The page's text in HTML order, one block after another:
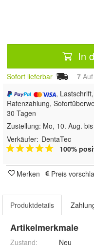
In
Sofort lieferbar 7
,
Ratenzahlung,
30 Tagen
Zustellung: Mo, 10. Aug.
Verkäufer: DentaTec
100%
Merken Preis
Produktdetails
Artikelmerkmale
Zustand: Neu